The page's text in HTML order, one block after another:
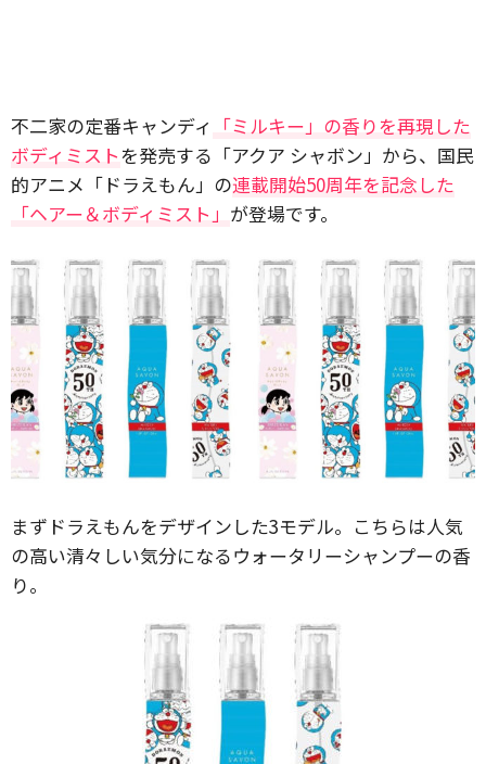
不二家の定番キャンディ 「ミルキー」の香りを再現した
ボディミストを発売する「アクア シャボン」から、国民
的アニメ「ドラえもん」の連載開始50周年を記念した
「ヘアー＆ボディミスト」 が登場です。
まずドラえもんをデザインした3モデル。こちらは人気
の高い清々しい気分になるウォータリーシャンプーの香
り。